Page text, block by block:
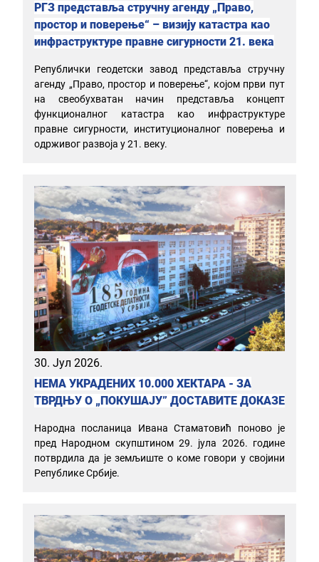
РГЗ представља стручну агенду „Право,
простор и поверење“ – визију катастра као
инфраструктуре правне сигурности 21. века
Републички геодетски завод представља стручну
агенду „Право, простор и поверење“, којом први пут
на свеобухватан начин представља концепт
функционалног катастра као инфраструктуре
правне сигурности, институционалног поверења и
одрживог развоја у 21. веку.
30. Јул 2026.
НЕМА УКРАДЕНИХ 10.000 ХЕКТАРА - ЗА
ТВРДЊУ О „ПОКУШАЈУ” ДОСТАВИТЕ ДОКАЗЕ
Народна посланица Ивана Стаматовић поново је
пред Народном скупштином 29. јула 2026. године
потврдила да је земљиште о коме говори у својини
Републике Србије.